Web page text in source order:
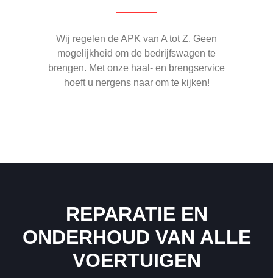
Wij regelen de APK van A tot Z. Geen
mogelijkheid om de bedrijfswagen te
brengen. Met onze haal- en brengservice
hoeft u nergens naar om te kijken!
REPARATIE EN
ONDERHOUD VAN ALLE
VOERTUIGEN